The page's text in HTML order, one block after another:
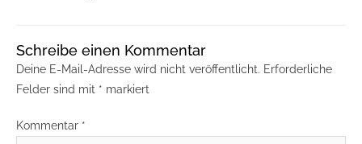
Schreibe einen Kommentar
Deine E-Mail-Adresse wird nicht veröffentlicht. Erforderliche
Felder sind mit * markiert
Kommentar *